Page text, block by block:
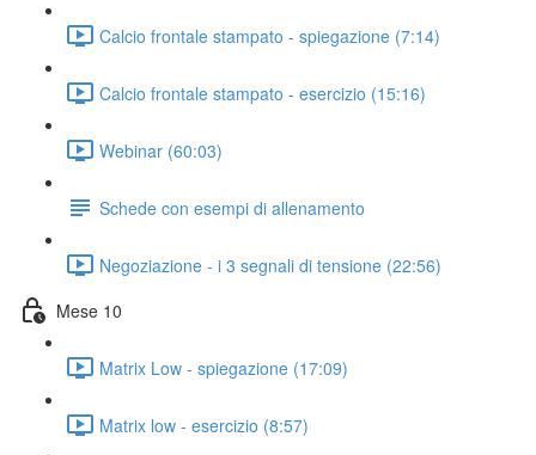
Calcio frontale stampato - spiegazione (7:14)
Calcio frontale stampato - esercizio (15:16)
Webinar (60:03)
Schede con esempi di allenamento
Negoziazione - i 3 segnali di tensione (22:56)
Mese 10
Matrix Low - spiegazione (17:09)
Matrix low - esercizio (8:57)